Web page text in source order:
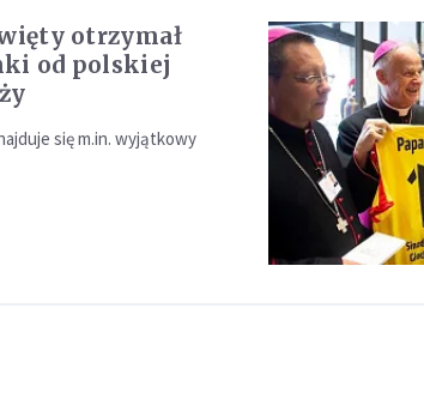
otrzymał
od polskiej
się m.in. wyjątkowy